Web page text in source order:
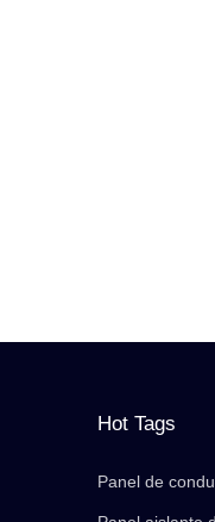
Hot Tags
Panel de